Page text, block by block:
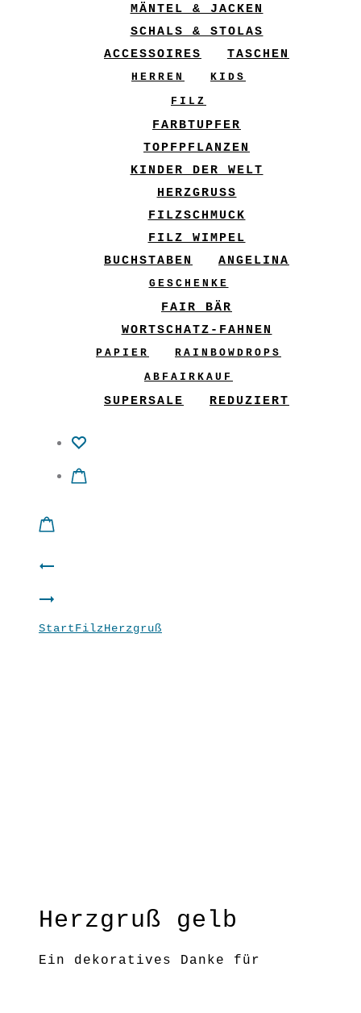
MÄNTEL & JACKEN
SCHALS & STOLAS
ACCESSOIRES
TASCHEN
HERREN
KIDS
FILZ
FARBTUPFER
TOPFPFLANZEN
KINDER DER WELT
HERZGRUSS
FILZSCHMUCK
FILZ WIMPEL
BUCHSTABEN
ANGELINA
GESCHENKE
FAIR BÄR
WORTSCHATZ-FAHNEN
PAPIER
RAINBOWDROPS
ABFAIRKAUF
SUPERSALE REDUZIERT
Product
navigation
Herzgruß
orange
StartFilzHerzgruß
Herzgruß gelb
Ein dekoratives Danke für